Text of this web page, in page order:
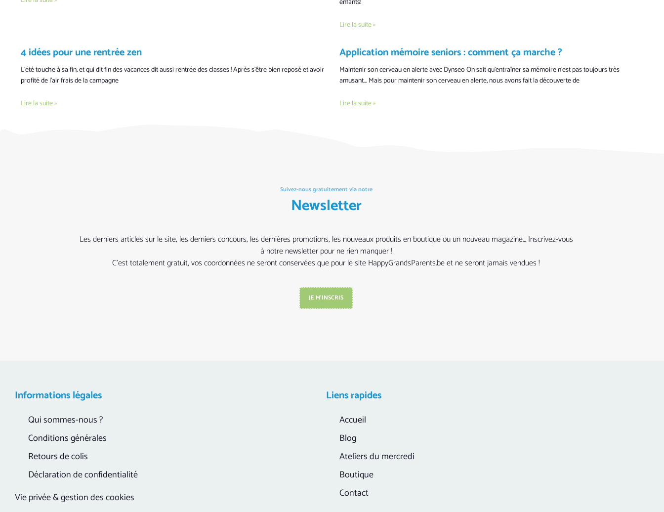
Lire la suite »
4 idées pour une rentrée zen
L’été touche à sa fin, et qui dit fin des vacances dit aussi rentrée des classes ! Après s’être bien reposé et avoir
profité de l’air frais de la campagne
Lire la suite »
Application mémoire seniors : comment ça marche ?
Maintenir son cerveau en alerte avec Dynseo On sait qu’entraîner sa mémoire n’est pas toujours très
amusant… Mais pour maintenir son cerveau en alerte, nous avons fait la découverte de
Lire la suite »
Suivez-nous gratuitement via notre
Newsletter
Les derniers articles sur le site, les derniers concours, les dernières promotions, les nouveaux produits en boutique ou un nouveau magazine… Inscrivez-vous
à notre newsletter pour ne rien manquer !
C’est totalement gratuit, vos coordonnées ne seront conservées que pour le site HappyGrandsParents.be et ne seront jamais vendues !
JE M'INSCRIS
Informations légales
Qui sommes-nous ?
Conditions générales
Retours de colis
Déclaration de confidentialité
Vie privée & gestion des cookies
Liens rapides
Accueil
Blog
Ateliers du mercredi
Boutique
Contact